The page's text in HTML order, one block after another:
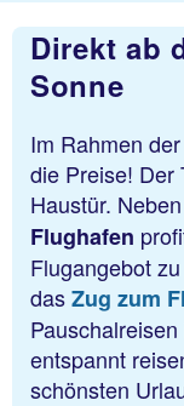
Direkt ab
Sonne
Im Rahmen
die Preise! Der
Haustür.
Flughafen
Flugangebot
dasZug zum
entspannt
schönsten